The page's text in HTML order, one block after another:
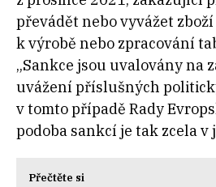
převádět nebo vyvážet
kvýrobě nebo zpracování
„Sankce jsou uvalovány na
uvážení příslušných
vtomto případě Rady
podoba sankcí je tak zcela v
Přečtěte si